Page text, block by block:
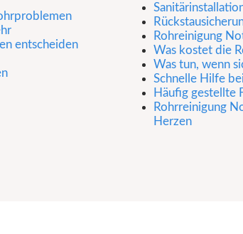
entscheiden
Rohreinigung
Was kostet die
Was tun, wenn
Schnelle Hilfe
Häufig gestellte
Rohrreinigung
Herzen